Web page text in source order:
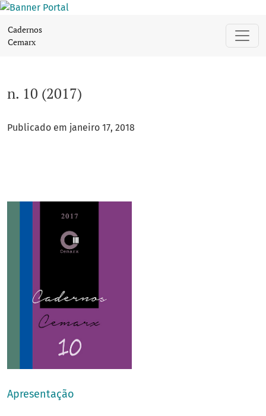
Cadernos
Cemarx
n. 10 (2017)
Publicado em janeiro 17, 2018
Apresentação